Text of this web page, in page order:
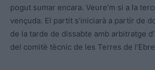
pogut sumar encara. Veure’m si a la
vençuda. El partit s’iniciarà a partir de
de la tarde de dissabte amb arbitratge
del comitè tècnic de les Terres de